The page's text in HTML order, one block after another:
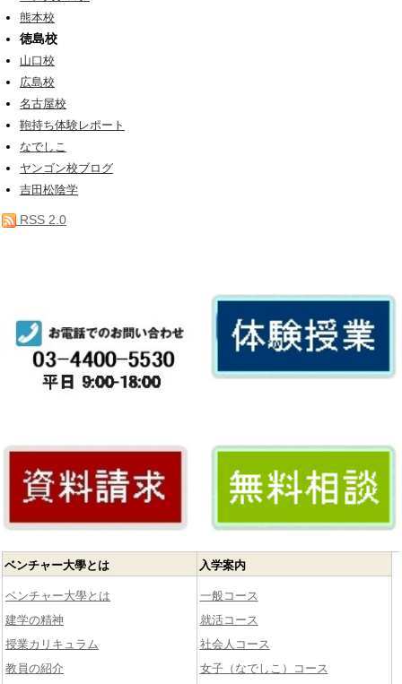
熊本校
徳島校
山口校
広島校
名古屋校
鞄持ち体験レポート
なでしこ
ヤンゴン校ブログ
吉田松陰学
RSS 2.0
ベンチャー大學とは
ベンチャー大學とは
建学の精神
授業カリキュラム
教員の紹介
入学案内
一般コース
就活コース
社会人コース
女子（なでしこ）コース